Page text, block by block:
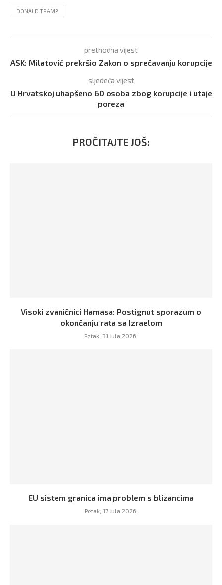
DONALD TRAMP
prethodna vijest
ASK: Milatović prekršio Zakon o sprečavanju korupcije
sljedeća vijest
U Hrvatskoj uhapšeno 60 osoba zbog korupcije i utaje
poreza
PROČITAJTE JOŠ:
Visoki zvaničnici Hamasa: Postignut sporazum o
okončanju rata sa Izraelom
Petak, 31 Jula 2026,
EU sistem granica ima problem s blizancima
Petak, 17 Jula 2026,